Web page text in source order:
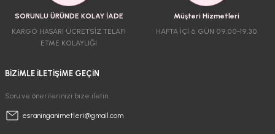
SORUNLU ÜRÜNDE KOLAY İADE
KARGO HASARI ÜCRETSİZ TELAFİ
ETME KOLAYLIĞI
Müşteri Hizmetleri
HAFTA İÇİ 6 GÜN 09.00-19.30
BİZİMLE İLETİŞİME GEÇİN
Soru ve önerilerinizi bize iletin.
esraninganimetleri@gmail.com